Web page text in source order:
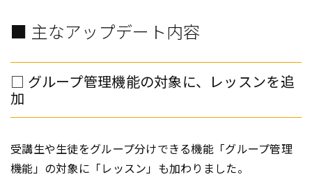
■ 主なアップデート内容
□ グループ管理機能の対象に、レッスンを追
加
受講生や生徒をグループ分けできる機能「グループ管理
機能」の対象に「レッスン」も加わりました。